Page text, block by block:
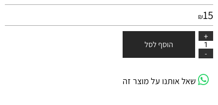
₪15
הוסף לסל
שאל אותנו על מוצר זה